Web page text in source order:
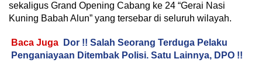
sekaligus Grand Opening Cabang ke 24 “Gerai Nasi
Kuning Babah Alun” yang tersebar di seluruh wilayah.
Baca Juga
Dor !! Salah Seorang Terduga Pelaku
Penganiayaan Ditembak Polisi. Satu Lainnya, DPO !!